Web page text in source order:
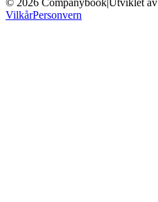
VilkårPersonvern